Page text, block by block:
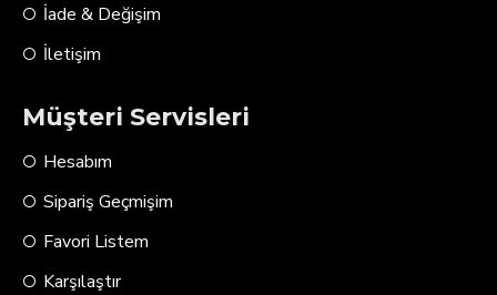
İade & Değişim
İletişim
Müşteri Servisleri
Hesabım
Sipariş Geçmişim
Favori Listem
Karşılaştır